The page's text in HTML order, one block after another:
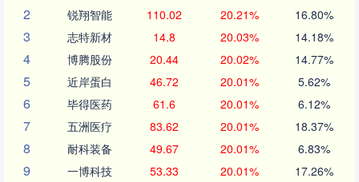
2 锐翔智能 110.02 20.21% 16.80%
3 志特新材 14.8 20.03% 14.18%
4 博腾股份 20.44 20.02% 14.77%
5 近岸蛋白 46.72 20.01% 5.62%
6 毕得医药 61.6 20.01% 6.12%
7 五洲医疗 83.62 20.01% 18.37%
8 耐科装备 49.67 20.01% 6.83%
9 一博科技 53.33 20.01% 17.26%